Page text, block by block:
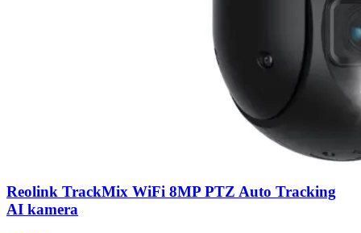
Reolink TrackMix WiFi 8MP PTZ Auto Tracking
AI kamera